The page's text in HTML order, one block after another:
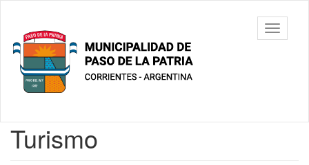
contenido
principal
Municipalidad
de Paso De
La Patria
barra
Contenido
Turismo